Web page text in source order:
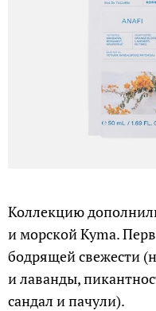
Коллекцию
и морской Kyma.
бодрящей свежести
и лаванды,
сандал и пачули).